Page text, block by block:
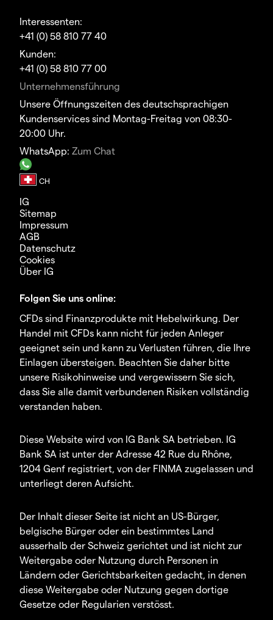
Interessenten:
+41 (0) 58 810 77 40
Kunden:
+41 (0) 58 810 77 00
Unternehmensführung
Unsere Öffnungszeiten des deutschsprachigen
Kundenservices sind Montag-Freitag von 08:30-
20:00 Uhr.
WhatsApp: Zum Chat
IG
Sitemap
Impressum
AGB
Datenschutz
Cookies
Über IG
Folgen Sie uns online:
CFDs sind Finanzprodukte mit Hebelwirkung. Der
Handel mit CFDs kann nicht für jeden Anleger
geeignet sein und kann zu Verlusten führen, die Ihre
Einlagen übersteigen. Beachten Sie daher bitte
unsere Risikohinweise und vergewissern Sie sich,
dass Sie alle damit verbundenen Risiken vollständig
verstanden haben.
Diese Website wird von IG Bank SA betrieben. IG
Bank SA ist unter der Adresse 42 Rue du Rhône,
1204 Genf registriert, von der FINMA zugelassen und
unterliegt deren Aufsicht.
Der Inhalt dieser Seite ist nicht an US-Bürger,
belgische Bürger oder ein bestimmtes Land
ausserhalb der Schweiz gerichtet und ist nicht zur
Weitergabe oder Nutzung durch Personen in
Ländern oder Gerichtsbarkeiten gedacht, in denen
diese Weitergabe oder Nutzung gegen dortige
Gesetze oder Regularien verstösst.